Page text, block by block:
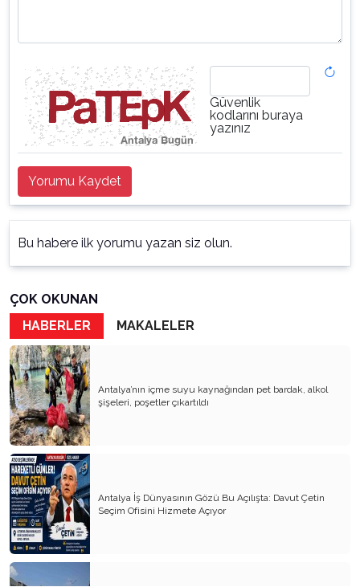
Güvenlik
kodlarını buraya
yazınız
Yorumu Kaydet
Bu habere ilk yorumu yazan siz olun.
ÇOK OKUNAN
HABERLER
MAKALELER
Antalya’nın içme suyu kaynağından pet bardak, alkol
şişeleri, poşetler çıkartıldı
Antalya İş Dünyasının Gözü Bu Açılışta: Davut Çetin
Seçim Ofisini Hizmete Açıyor